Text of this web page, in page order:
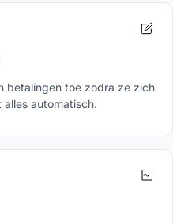
betalingen toe zodra ze zich
automatisch.